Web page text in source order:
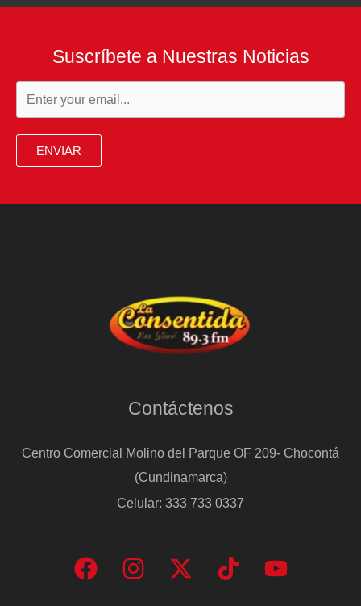
Suscríbete a Nuestras Noticias
ENVIAR
Contáctenos
Centro Comercial Molino del Parque OF 209- Chocontá
(Cundinamarca)
Celular: 333 733 0337